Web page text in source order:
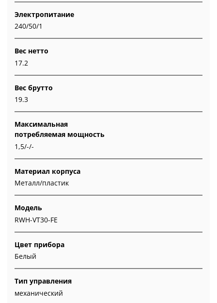
Электропитание
240/50/1
Вес нетто
17.2
Вес брутто
19.3
Максимальная
потребляемая мощность
1,5/-/-
Материал корпуса
Металл/пластик
Модель
RWH-VT30-FE
Цвет прибора
Белый
Тип управления
механический